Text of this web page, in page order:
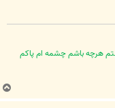
هرچه باشم چشمه ام پاکم